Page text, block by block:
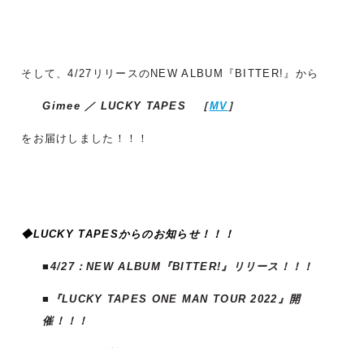
そして、4/27リリースのNEW ALBUM『BITTER!』から
Gimee ／ LUCKY TAPES ［MV ］
をお届けしました！！！
◆LUCKY TAPESからのお知らせ！！！
■4/27：NEW ALBUM『BITTER!』リリース！！！
■『LUCKY TAPES ONE MAN TOUR 2022』開
催！！！